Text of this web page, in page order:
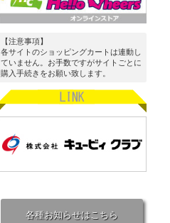
【注意事項】
各サイトのショッピングカートは連動し
ていません。お手数ですがサイトごとに
購入手続きをお願い致します。
各種お知らせはこちら